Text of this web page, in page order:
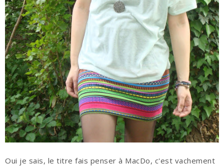
Oui je sais, le titre fais penser à MacDo, c'est vachement